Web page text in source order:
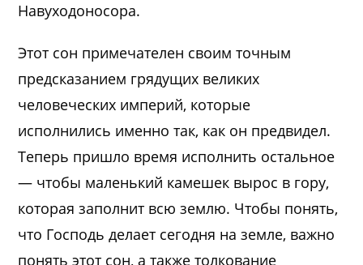
Навуходоносора.
Этот сон примечателен своим точным
предсказанием грядущих великих
человеческих империй, которые
исполнились именно так, как он предвидел.
Теперь пришло время исполнить остальное
— чтобы маленький камешек вырос в гору,
которая заполнит всю землю. Чтобы понять,
что Господь делает сегодня на земле, важно
понять этот сон, а также толкование